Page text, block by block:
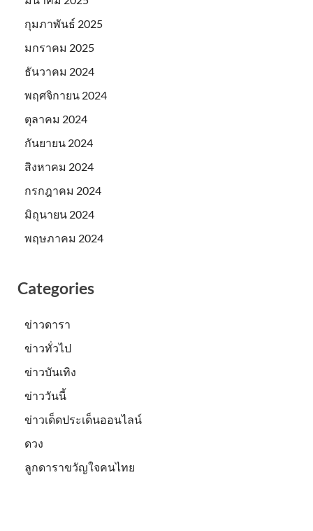
กุมภาพันธ์ 2025
มกราคม 2025
ธันวาคม 2024
พฤศจิกายน 2024
ตุลาคม 2024
กันยายน 2024
สิงหาคม 2024
กรกฎาคม 2024
มิถุนายน 2024
พฤษภาคม 2024
Categories
ข่าวดารา
ข่าวทั่วไป
ข่าวบันเทิง
ข่าววันนี้
ข่าวเด็ดประเด็นออนไลน์
ดวง
ลูกดาราขวัญใจคนไทย